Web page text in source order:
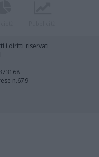
i diritti riservati
n.679